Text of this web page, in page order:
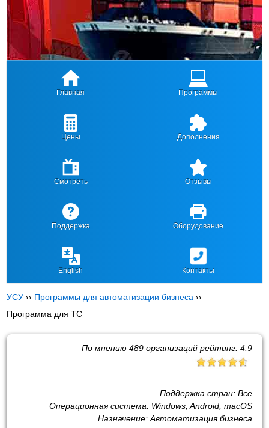
Главная Программы
Цены Дополнения
Смотреть Отзывы
Поддержка Оборудование
English Контакты
УСУ ›› Программы для автоматизации бизнеса ››
Программа для ТС
По мнению 489организаций рейтинг: 4.9
Поддержка стран: Все
Операционная система: Windows, Android, macOS
Назначение: Автоматизация бизнеса